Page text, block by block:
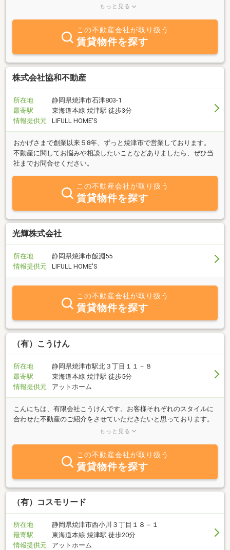
たい」「借りたい」ご希望の方、不動産に関する質問は何でもお気
ピーディな対応を心掛けております。特にＪＲ焼津駅周辺の物件は
ぜひ、当社へご相談ください。御一報いただければ即参上致しま
もっと見る
この不動産会社が取り扱う
賃貸物件を探す
株式会社協和不動産
所在地
静岡県焼津市石津803‐1
最寄駅
東海道本線 焼津駅 徒歩3分
情報提供元
LIFULL HOME'S
おかげさまで創業以来５8年、ずっと焼津市で営業しております。
不動産に関してお悩みや相談したいことなどありましたら、ぜひ当
社までお問合せください。
この不動産会社が取り扱う
賃貸物件を探す
光輝株式会社
所在地
静岡県焼津市飯淵55
情報提供元
LIFULL HOME'S
この不動産会社が取り扱う
賃貸物件を探す
（有）こうけん
所在地
静岡県焼津市駅北３丁目１１－８
最寄駅
東海道本線 焼津駅 徒歩5分
情報提供元
アットホーム
こんにちは、有限会社こうけんです。お客様それぞれのスタイルに
合わせた不動産のご紹介をさせていただきたいと思っております。
是非、お気軽に何でもご相談ください。ご来店、心よりお待ちして
もっと見る
この不動産会社が取り扱う
賃貸物件を探す
（有）コスモリード
所在地
静岡県焼津市西小川３丁目１８－１
最寄駅
東海道本線 焼津駅 徒歩20分
情報提供元
アットホーム